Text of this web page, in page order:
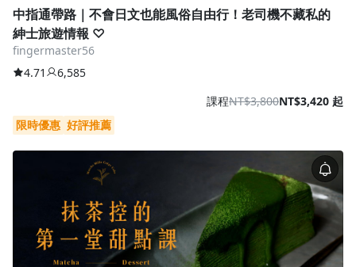
中指通帶路｜不會日文也能風俗自由行！老司機不藏私的
紳士旅遊情報 ♡
fingermaster56
4.71
6,585
課程NT$3,800NT$3,420 起
限時優惠 好評推薦